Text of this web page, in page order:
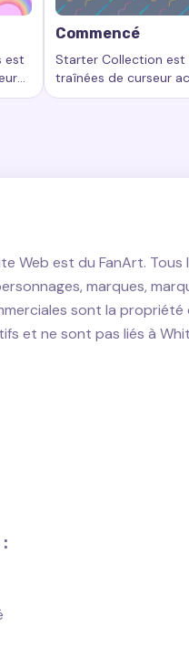
est
de curseur
Commencé
Starter Collection
traînées de curseur
ajoutent un nouveau
Mots-clés :
Web est du FanArt. Tous
marques,
sont la propriété
et ne sont pas liés à